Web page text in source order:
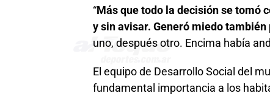
“Más que todo la decisión se tomó
y sin avisar. Generó miedo
uno, después otro. Encima había
El equipo de Desarrollo Social del
fundamental importancia a los